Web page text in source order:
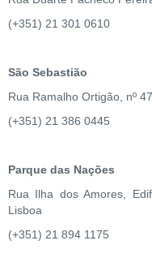
(+351) 21 301 0610
São Sebastião
Rua Ramalho Ortigão, nº
(+351) 21 386 0445
Parque das Nações
Rua Ilha dos Amores,
Lisboa
(+351) 21 894 1175